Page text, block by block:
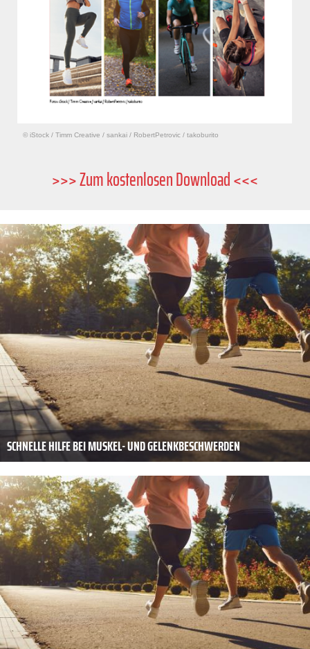
© iStock / Timm Creative / sankai / RobertPetrovic / takoburito
>>> Zum kostenlosen Download <<<
SCHNELLE HILFE BEI MUSKEL- UND GELENKBESCHWERDEN